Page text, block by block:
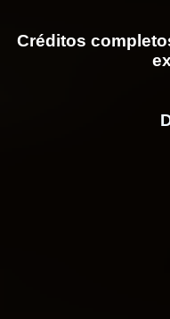
Créditos